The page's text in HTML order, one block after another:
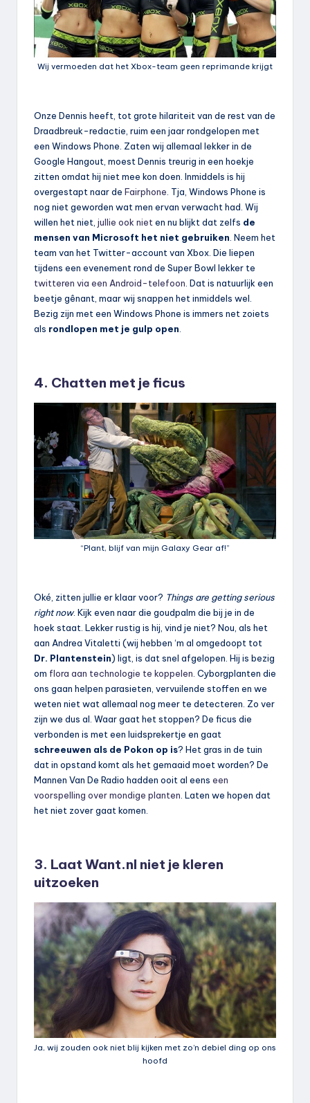
Wij vermoeden dat het Xbox-team geen reprimande krijgt
Onze Dennis heeft, tot grote hilariteit van de rest van de
Draadbreuk-redactie, ruim een jaar rondgelopen met
een Windows Phone. Zaten wij allemaal lekker in de
Google Hangout, moest Dennis treurig in een hoekje
zitten omdat hij niet mee kon doen. Inmiddels is hij
overgestapt naar de Fairphone. Tja, Windows Phone is
nog niet geworden wat men ervan verwacht had. Wij
willen het niet, jullie ook nieten nu blijkt dat zelfs de
mensen van Microsoft het niet gebruiken. Neem het
team van het Twitter-account van Xbox. Die liepen
tijdens een evenement rond de Super Bowl lekker te
twitteren via een Android-telefoon. Dat is natuurlijk een
beetje gênant, maar wij snappen het inmiddels wel.
Bezig zijn met een Windows Phone is immers net zoiets
als rondlopen met je gulp open.
4. Chatten met je ficus
“Plant, blijf van mijn Galaxy Gear af!”
Oké, zitten jullie er klaar voor? Things are getting serious
right now. Kijk even naar die goudpalm die bij je in de
hoek staat. Lekker rustig is hij, vind je niet? Nou, als het
aan Andrea Vitaletti (wij hebben ‘m al omgedoopt tot
Dr. Plantenstein) ligt, is dat snel afgelopen. Hij is bezig
om flora aan technologie te koppelen. Cyborgplanten die
ons gaan helpen parasieten, vervuilende stoffen en we
weten niet wat allemaal nog meer te detecteren. Zo ver
zijn we dus al. Waar gaat het stoppen? De ficus die
verbonden is met een luidsprekertje en gaat
schreeuwen als de Pokon op is? Het gras in de tuin
dat in opstand komt als het gemaaid moet worden? De
Mannen Van De Radio hadden ooit al eens een
voorspelling over mondige planten. Laten we hopen dat
het niet zover gaat komen.
3. Laat Want.nl niet je kleren
uitzoeken
Ja, wij zouden ook niet blij kijken met zo’n debiel ding op ons
hoofd